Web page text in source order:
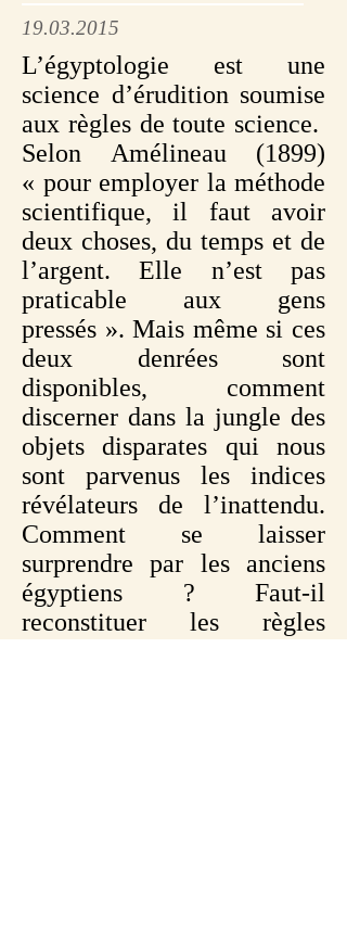
19.03.2015
L’égyptologie est une
science d’érudition soumise
aux règles de toute science.
Selon Amélineau (1899)
« pour employer la méthode
scientifique, il faut avoir
deux choses, du temps et de
l’argent. Elle n’est pas
praticable aux gens
pressés ». Mais même si ces
deux denrées sont
disponibles, comment
discerner dans la jungle des
objets disparates qui nous
sont parvenus les indices
révélateurs de l’inattendu.
Comment se laisser
surprendre par les anciens
égyptiens ? Faut-il
reconstituer les règles